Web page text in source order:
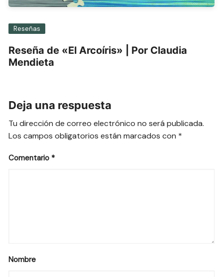
Reseñas
Reseña de «El Arcoíris» | Por Claudia
Mendieta
Deja una respuesta
Tu dirección de correo electrónico no será publicada.
Los campos obligatorios están marcados con *
Comentario *
Nombre